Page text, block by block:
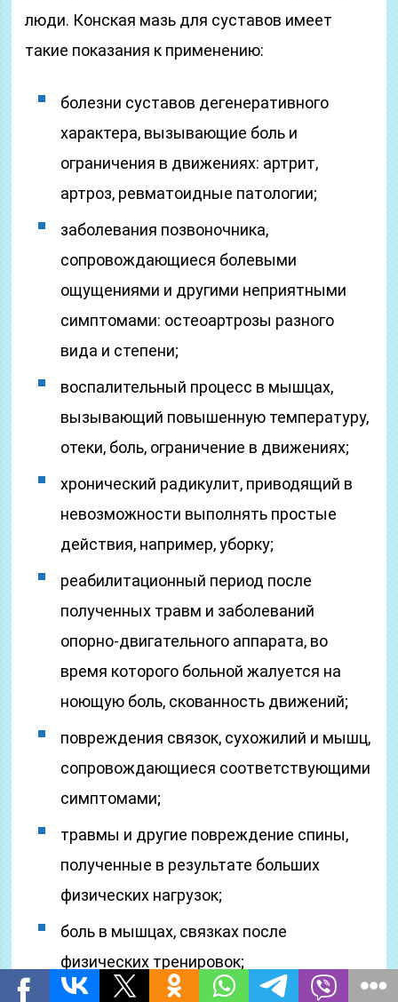
люди. Конская мазь для суставов имеет
такие показания к применению:
болезни суставов дегенеративного
характера, вызывающие боль и
ограничения в движениях: артрит,
артроз, ревматоидные патологии;
заболевания позвоночника,
сопровождающиеся болевыми
ощущениями и другими неприятными
симптомами: остеоартрозы разного
вида и степени;
воспалительный процесс в мышцах,
вызывающий повышенную температуру,
отеки, боль, ограничение в движениях;
хронический радикулит, приводящий в
невозможности выполнять простые
действия, например, уборку;
реабилитационный период после
полученных травм и заболеваний
опорно-двигательного аппарата, во
время которого больной жалуется на
ноющую боль, скованность движений;
повреждения связок, сухожилий и мышц,
сопровождающиеся соответствующими
симптомами;
травмы и другие повреждение спины,
полученные в результате больших
физических нагрузок;
боль в мышцах, связках после
физических тренировок;
согревающий массаж;